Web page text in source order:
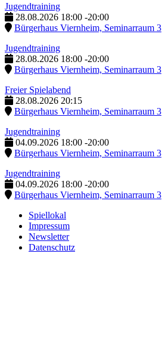
Jugendtraining
28.08.2026 18:00 -20:00
Bürgerhaus Viernheim, Seminarraum 3
Jugendtraining
28.08.2026 18:00 -20:00
Bürgerhaus Viernheim, Seminarraum 3
Freier Spielabend
28.08.2026 20:15
Bürgerhaus Viernheim, Seminarraum 3
Jugendtraining
04.09.2026 18:00 -20:00
Bürgerhaus Viernheim, Seminarraum 3
Jugendtraining
04.09.2026 18:00 -20:00
Bürgerhaus Viernheim, Seminarraum 3
Spiellokal
Impressum
Newsletter
Datenschutz